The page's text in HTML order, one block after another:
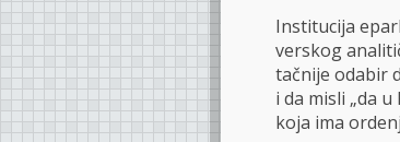
Institucija
verskog
tačnije odabir
i da misli „da
koja ima